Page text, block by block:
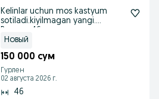
Kelinlar uchun mos kastyum
sotiladi.kiyilmagan yangi.
Новый
150 000 сум
Гурлен
02 августа 2026 г.
46